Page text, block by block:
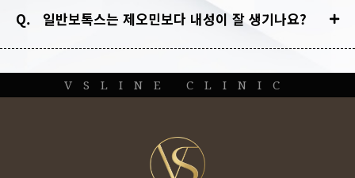
Q. 일반보톡스는 제오민보다 내성이 잘 생기나요?
VSLINE CLINIC